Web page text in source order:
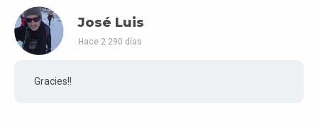
José Luis
Hace 2.290 días
Gracies!!